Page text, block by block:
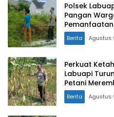
Polsek
Pangan
Berita Agustus
Perkuat
Labuapi
Petani
Berita Agustus